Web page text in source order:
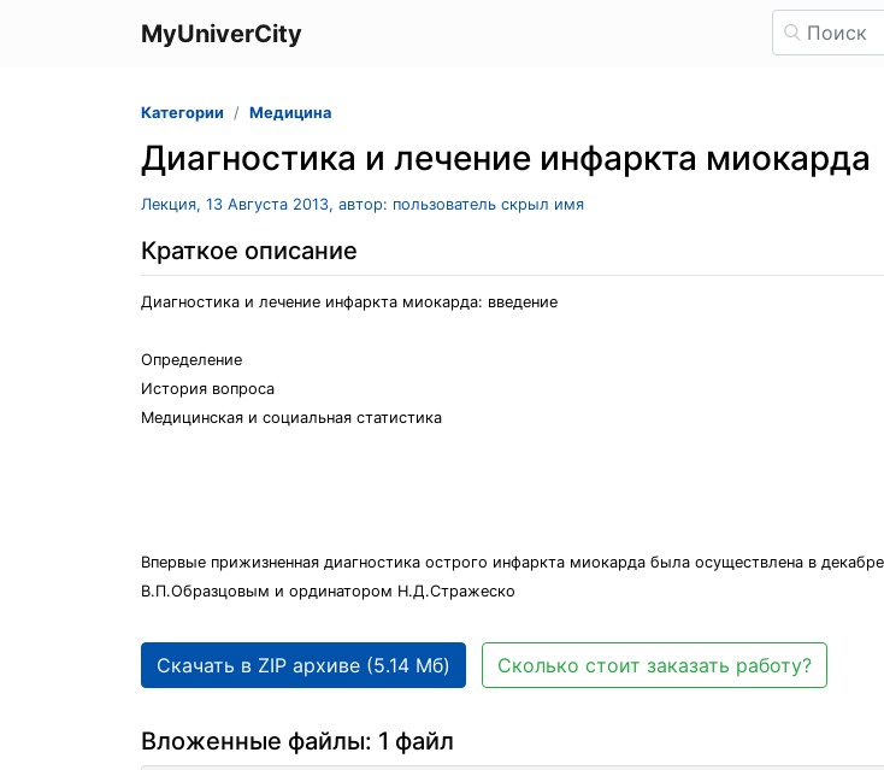
MyUniverCity
Категории Медицина
Диагностика и лечение инфаркта миокарда
Лекция, 13 Августа 2013, автор: пользователь скрыл имя
Краткое описание
Диагностика и лечение инфаркта миокарда: введение
Определение
История вопроса
Медицинская и социальная статистика
Впервые прижизненная диагностика острого инфаркта миокарда была осуществлена в
В.П.Образцовым и ординатором Н.Д.Стражеско
Скачать в ZIP архиве (5.14 Мб) Сколько стоит заказать работу?
Вложенные файлы: 1 файл